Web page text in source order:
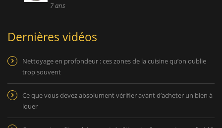
7 ans
Dernières vidéos
Nettoyage en profondeur : ces zones de la cuisine qu’on oublie
trop souvent
Ce que vous devez absolument vérifier avant d’acheter un bien à
louer